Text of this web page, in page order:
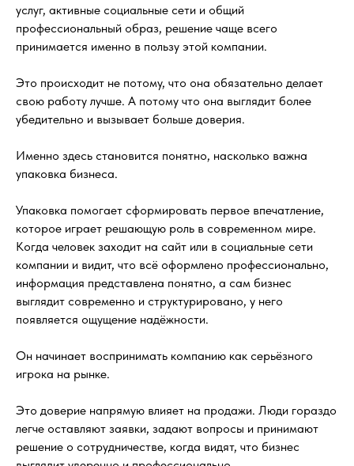
услуг, активные социальные сети и общий
профессиональный образ, решение чаще всего
принимается именно в пользу этой компании.
Это происходит не потому, что она обязательно делает
свою работу лучше. А потому что она выглядит более
убедительно и вызывает больше доверия.
Именно здесь становится понятно, насколько важна
упаковка бизнеса.
Упаковка помогает сформировать первое впечатление,
которое играет решающую роль в современном мире.
Когда человек заходит на сайт или в социальные сети
компании и видит, что всё оформлено профессионально,
информация представлена понятно, а сам бизнес
выглядит современно и структурировано, у него
появляется ощущение надёжности.
Он начинает воспринимать компанию как серьёзного
игрока на рынке.
Это доверие напрямую влияет на продажи. Люди гораздо
легче оставляют заявки, задают вопросы и принимают
решение о сотрудничестве, когда видят, что бизнес